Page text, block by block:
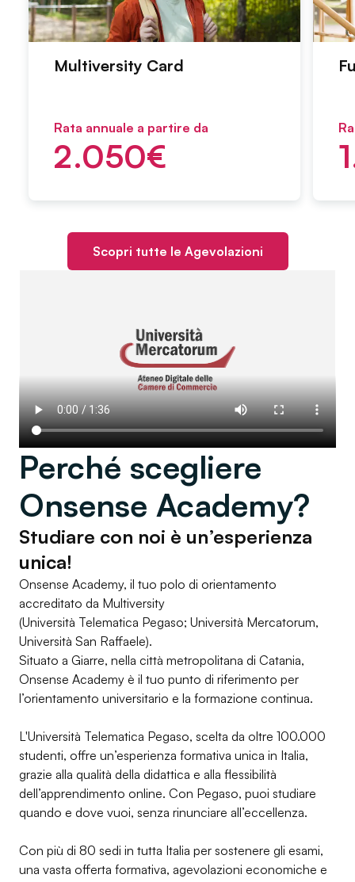
Multiversity Card
Rata annuale a partire da
2.050€
Scopri tutte le Agevolazioni
Perché scegliere
Onsense Academy?
Studiare con noi è un’esperienza
unica!
Onsense Academy, il tuo polo di orientamento
accreditato da Multiversity
(Università Telematica Pegaso; Università Mercatorum,
Università San Raffaele).
Situato a Giarre, nella città metropolitana di Catania,
Onsense Academy è il tuo punto di riferimento per
l’orientamento universitario e la formazione continua.
L'Università Telematica Pegaso, scelta da oltre 100.000
studenti, offre un’esperienza formativa unica in Italia,
grazie alla qualità della didattica e alla flessibilità
dell’apprendimento online. Con Pegaso, puoi studiare
quando e dove vuoi, senza rinunciare all’eccellenza.
Con più di 80 sedi in tutta Italia per sostenere gli esami,
una vasta offerta formativa, agevolazioni economiche e